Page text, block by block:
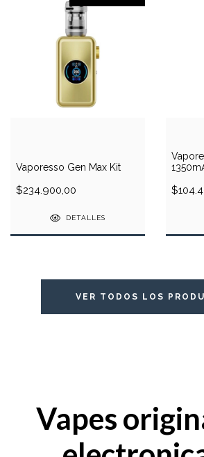
Vaporesso Gen Max Kit
$234.900,00
DETALLES
VER TODOS LOS
Vapes